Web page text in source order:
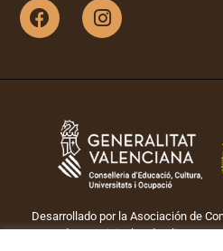
Desarrollado por la Asociación de
Mercados Municipales de Alicante.